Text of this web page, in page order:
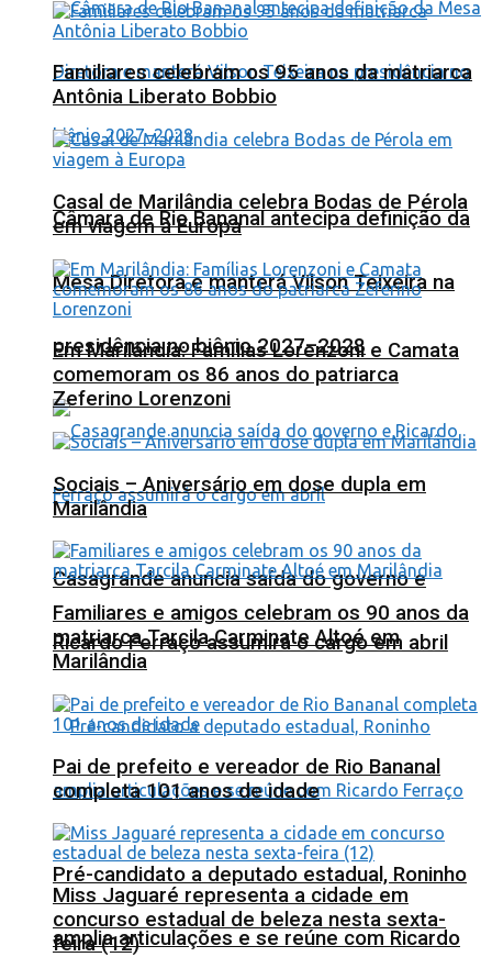
Câmara de Rio Bananal antecipa definição da
Mesa Diretora e manterá Vilson Teixeira na
presidência no biênio 2027–2028
Casagrande anuncia saída do governo e
Ricardo Ferraço assumirá o cargo em abril
Pré-candidato a deputado estadual, Roninho
amplia articulações e se reúne com Ricardo
Familiares celebram os 95 anos da matriarca
Antônia Liberato Bobbio
Casal de Marilândia celebra Bodas de Pérola
em viagem à Europa
Em Marilândia: Famílias Lorenzoni e Camata
comemoram os 86 anos do patriarca
Zeferino Lorenzoni
Sociais – Aniversário em dose dupla em
Marilândia
Familiares e amigos celebram os 90 anos da
matriarca Tarcila Carminate Altoé em
Marilândia
Pai de prefeito e vereador de Rio Bananal
completa 101 anos de idade
Miss Jaguaré representa a cidade em
concurso estadual de beleza nesta sexta-
feira (12)